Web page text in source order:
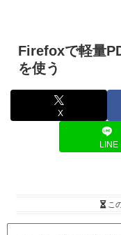
Firefoxで軽量
を使う
X
LINE
こ